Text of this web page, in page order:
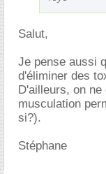
Salut,
Je pense aussi
d'éliminer des
D'ailleurs, on
musculation
si?).
Stéphane